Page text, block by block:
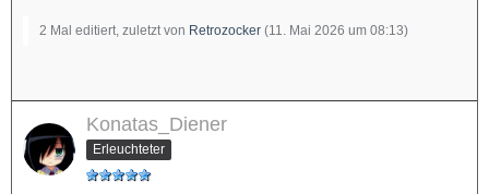
2 Mal editiert, zuletzt von Retrozocker (11. Mai 2026 um 08:13)
Konatas_Diener
Erleuchteter